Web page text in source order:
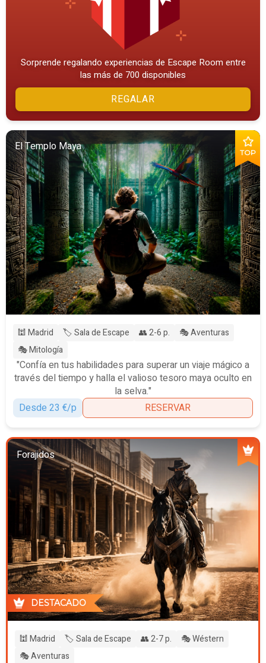
Sorprende regalando experiencias de Escape Room entre
las más de 700 disponibles
REGALAR
TOP
El Templo Maya
🕍 Madrid 🏷️ Sala de Escape 👥 2-6 p.
🎭 Aventuras
🎭 Mitología
"Confía en tus habilidades para superar un viaje mágico a
través del tiempo y halla el valioso tesoro maya oculto en
la selva."
Desde 23 €/p
RESERVAR
Forajidos
DESTACADO
🕍 Madrid 🏷️ Sala de Escape 👥 2-7 p.
🎭 Wéstern
🎭 Aventuras